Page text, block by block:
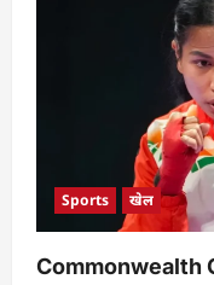
Sports खेल
Commonwealth